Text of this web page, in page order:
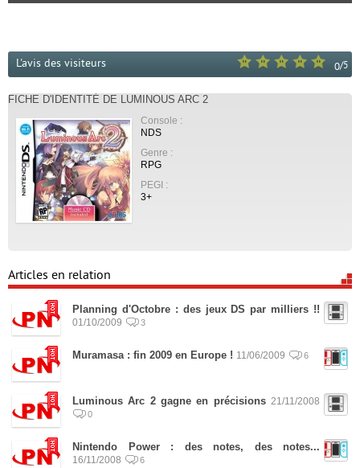
0/5
L'avis des visiteurs
FICHE D'IDENTITÉ DE LUMINOUS ARC 2
Console :
NDS
Genre :
RPG
PEGI :
3+
Articles en relation
Planning d'Octobre : des jeux DS par milliers !!
01/10/2009 3
Muramasa : fin 2009 en Europe ! 11/06/2009 6
Luminous Arc 2 gagne en précisions 21/11/2008
0
Nintendo Power : des notes, des notes...
16/11/2008 6